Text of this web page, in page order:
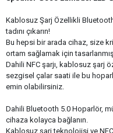
Kablosuz Şarj Özellikli Bluetooth
tadını çıkarın!
Bu hepsi bir arada cihaz, size
ortam sağlamak için
Dahili NFC şarjı, kablosuz şarj
sezgisel çalar saati ile bu
emin olabilirsiniz.
Dahili Bluetooth 5.0 Hoparlör,
cihaza kolayca bağlanın.
Kablosuz şarj teknolojisi ve